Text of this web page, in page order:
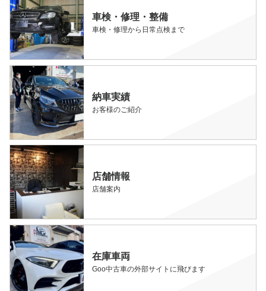
車検・修理・整備
車検・修理から日常点検まで
納車実績
お客様のご紹介
店舗情報
店舗案内
在庫車両
Goo中古車の外部サイトに飛びます